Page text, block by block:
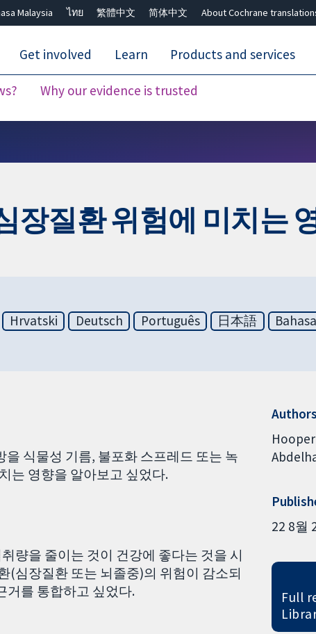
Malaysia ไทย 繁體中文 简体中文 About Cochrane
Why our evidence is trusted
Get involved Learn Products and services
장질환 위험에 미치는
Hrvatski Deutsch Português 日本語
식물성 기름, 불포화 스프레드 또는 녹
는 영향을 알아보고 싶었다.
량을 줄이는 것이 건강에 좋다는 것을 시
(심장질환 또는 뇌졸중)의 위험이 감소되
거를 통합하고 싶었다.
Authors
22 8월
Full